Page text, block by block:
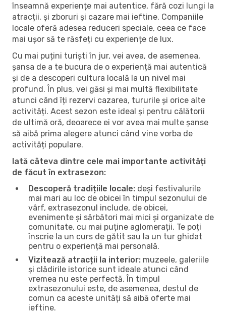
înseamnă experiențe mai autentice, fără cozi lungi la
atracții, și zboruri și cazare mai ieftine. Companiile
locale oferă adesea reduceri speciale, ceea ce face
mai ușor să te răsfeți cu experiențe de lux.
Cu mai puțini turiști în jur, vei avea, de asemenea,
șansa de a te bucura de o experiență mai autentică
și de a descoperi cultura locală la un nivel mai
profund. În plus, vei găsi și mai multă flexibilitate
atunci când îți rezervi cazarea, tururile și orice alte
activități. Acest sezon este ideal și pentru călătorii
de ultimă oră, deoarece ei vor avea mai multe șanse
să aibă prima alegere atunci când vine vorba de
activități populare.
Iată câteva dintre cele mai importante activități
de făcut în extrasezon:
Descoperă tradițiile locale: deși festivalurile
mai mari au loc de obicei în timpul sezonului de
vârf, extrasezonul include, de obicei,
evenimente și sărbători mai mici și organizate de
comunitate, cu mai puține aglomerații. Te poți
înscrie la un curs de gătit sau la un tur ghidat
pentru o experiență mai personală.
Vizitează atracții la interior: muzeele, galeriile
și clădirile istorice sunt ideale atunci când
vremea nu este perfectă. În timpul
extrasezonului este, de asemenea, destul de
comun ca aceste unități să aibă oferte mai
ieftine.